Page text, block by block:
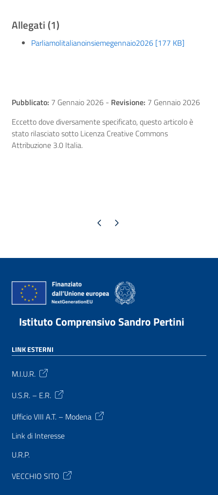
Allegati (1)
Parliamolitalianoinsiemegennaio2026 [177 KB]
Pubblicato: 7 Gennaio 2026 - Revisione: 7 Gennaio 2026
Eccetto dove diversamente specificato, questo articolo è
stato rilasciato sotto Licenza Creative Commons
Attribuzione 3.0 Italia.
Pagina precedente
Pagina successiva
Istituto Comprensivo Sandro Pertini
LINK ESTERNI
M.I.U.R.
U.S.R. – E.R.
Ufficio VIII A.T. – Modena
Link di Interesse
U.R.P.
VECCHIO SITO